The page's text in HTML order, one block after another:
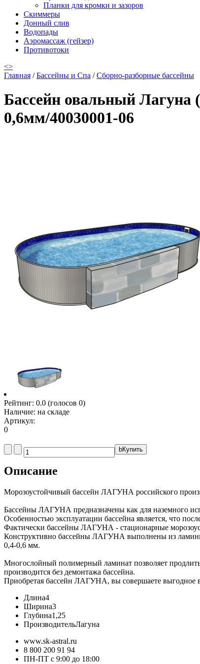
Планки для кромки и зазоров
Скиммеры
Донный слив
Водопады
Аэромассаж (гейзер)
Противотоки
<>
Главная /Бассейны и Спа /Сборно-разборные бассейны
Бассейн овальный Лагуна
0,6мм/40030001-06
Рейтинг: 0.0 (голосов 0)
Наличие: на складе
Артикул:
0
bКупить
Описание
Морозоустойчивый бассейн ЛАГУНА российского
Бассейны ЛАГУНА предназначены как для наземного
Особенностью эксплуатации бассейна является, что
Фактически бассейны ЛАГУНА - стационарные
Конструктивно бассейны ЛАГУНА выполнены из
0,4-0,6 мм.
Многослойный полимерный ламинат позволяет продлить
производится без демонтажа бассейна.
Приобретая бассейн ЛАГУНА, вы совершаете выгодное
Длина4
Ширина3
Глубина1,25
ПроизводительЛагуна
www.sk-astral.ru
8 800 200 91 94
ПН-ПТ с 9:00 до 18:00